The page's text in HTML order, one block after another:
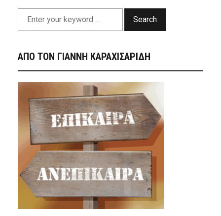
Search
ΑΠΟ ΤΟΝ ΓΙΑΝΝΗ ΚΑΡΑΧΙΣΑΡΙΔΗ